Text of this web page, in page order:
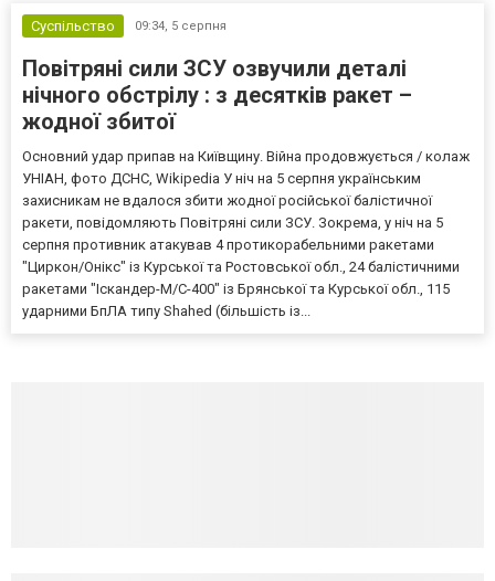
Суспільство 09:34, 5 серпня
Повітряні сили ЗСУ озвучили деталі
нічного обстрілу : з десятків ракет –
жодної збитої
Основний удар припав на Київщину. Війна продовжується / колаж
УНІАН, фото ДСНС, Wikipedia У ніч на 5 серпня українським
захисникам не вдалося збити жодної російської балістичної
ракети, повідомляють Повітряні сили ЗСУ. Зокрема, у ніч на 5
серпня противник атакував 4 протикорабельними ракетами
"Циркон/Онікс" із Курської та Ростовської обл., 24 балістичними
ракетами "Іскандер-М/С-400" із Брянської та Курської обл., 115
ударними БпЛА типу Shahed (більшість із...